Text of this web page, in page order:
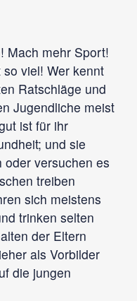
Mach mehr Sport!
viel! Wer kennt
Ratschläge und
Jugendliche meist
ist für ihr
und sie
oder versuchen es
treiben
sich meistens
trinken selten
der Eltern
als Vorbilder
die jungen